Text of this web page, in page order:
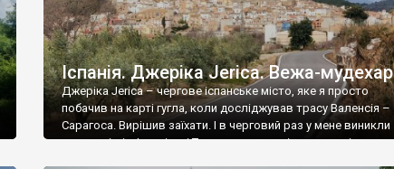
Іспанія. Джеріка Jerica. Вежа-мудехар
Джеріка Jerica – чергове іспанське місто, яке я просто
побачив на карті гугла, коли досліджував трасу Валенсія –
Сарагоса. Вирішив заїхати. І в черговий раз у мене виникли
паралелі між Іспанією і Туреччиною – крім схожості